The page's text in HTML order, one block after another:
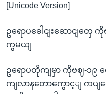
[Unicode Version]
ဥရောပခေါငျးဆောငျတှေ
ကွမယျ
ဥရောပတိုကျမှာ ကိုဗဈ-၁၉
ကျလာနတောကွောင့ျ ကပျ